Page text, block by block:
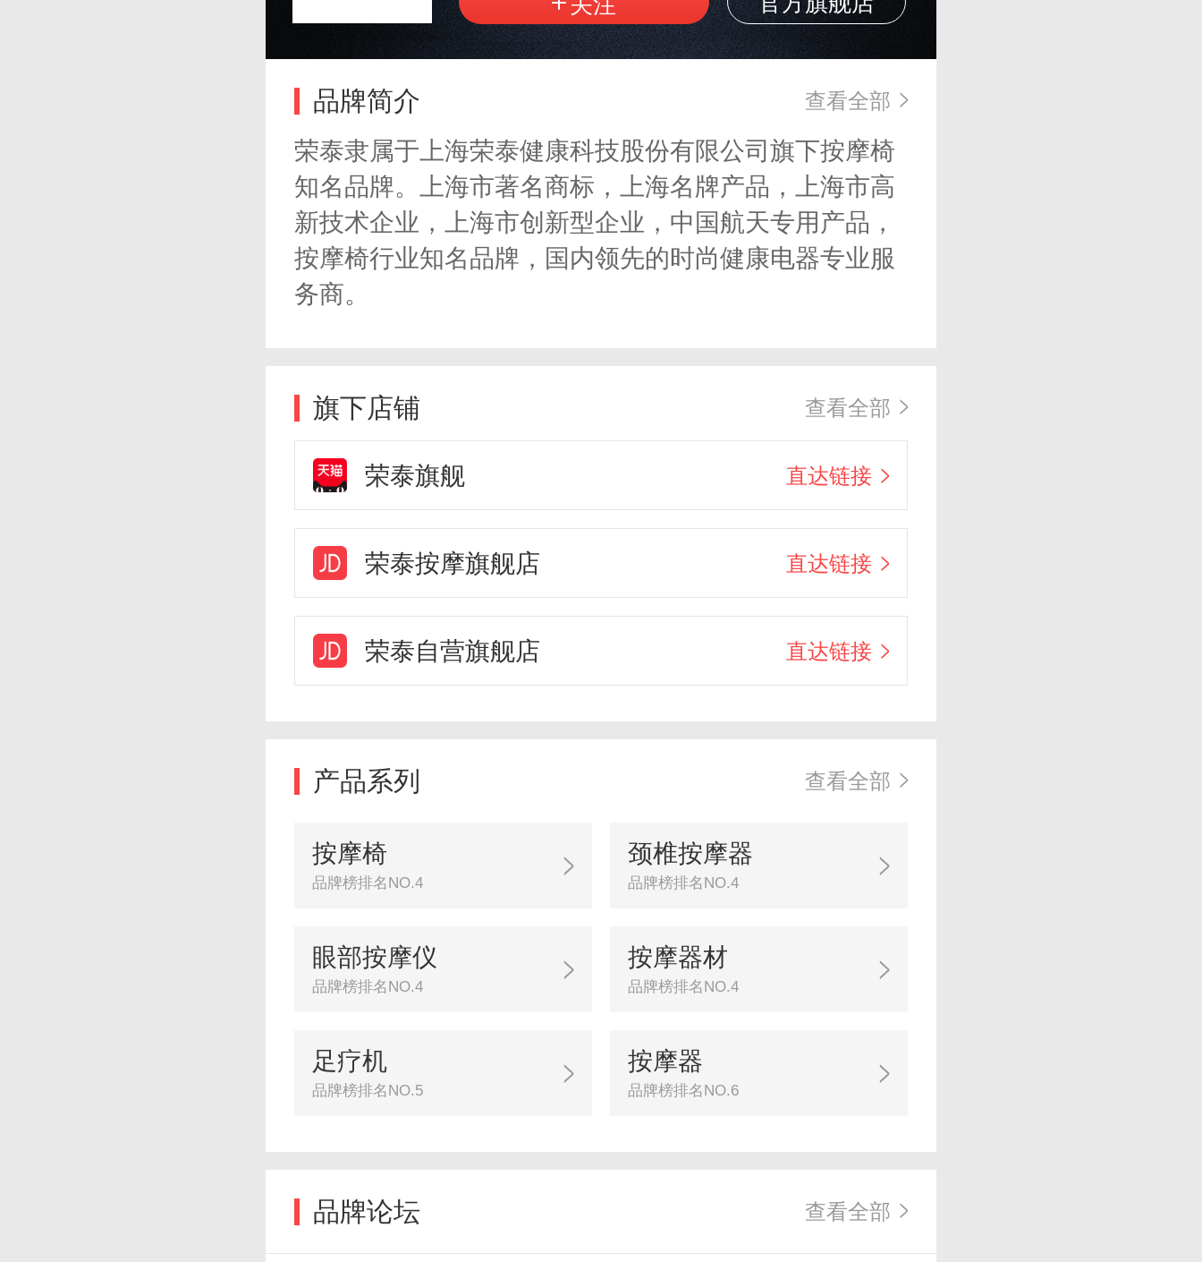
品牌简介 查看全部
荣泰隶属于上海荣泰健康科技股份有限公司旗下按摩椅
知名品牌。上海市著名商标，上海名牌产品，上海市高
新技术企业，上海市创新型企业，中国航天专用产品，
按摩椅行业知名品牌，国内领先的时尚健康电器专业服
务商。
旗下店铺 查看全部
荣泰旗舰 直达链接
荣泰按摩旗舰店 直达链接
荣泰自营旗舰店 直达链接
产品系列 查看全部
按摩椅
品牌榜排名NO.4
颈椎按摩器
品牌榜排名NO.4
眼部按摩仪
品牌榜排名NO.4
按摩器材
品牌榜排名NO.4
足疗机
品牌榜排名NO.5
按摩器
品牌榜排名NO.6
品牌论坛 查看全部